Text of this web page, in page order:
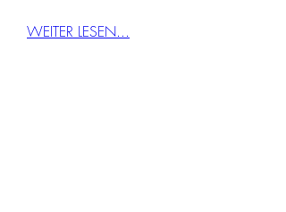
WEITER LESEN...